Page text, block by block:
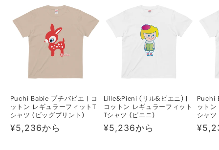
Puchi Babie プチバビエ | コ
ットン レギュラーフィットT
シャツ (ビッグプリント)
通
¥5,236から
Lille&Pieni (リル&ピエニ) |
コットン レギュラーフィット
Tシャツ (ピエニ)
通
¥5,236から
Puchi
ット
シャツ
通